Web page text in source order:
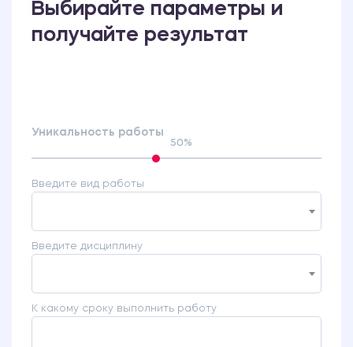
Выбирайте параметры и
получайте результат
Уникальность работы
50%
Введите вид работы
Введите дисциплину
К какому сроку выполнить работу